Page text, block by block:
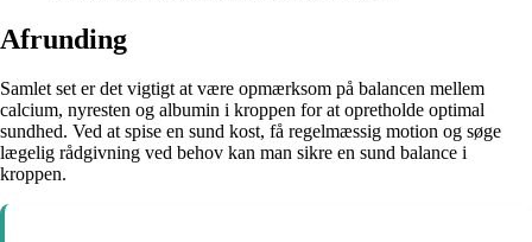
Afrunding
Samlet set er det vigtigt at være opmærksom på balancen mellem
calcium, nyresten og albumin i kroppen for at opretholde optimal
sundhed. Ved at spise en sund kost, få regelmæssig motion og søge
lægelig rådgivning ved behov kan man sikre en sund balance i
kroppen.